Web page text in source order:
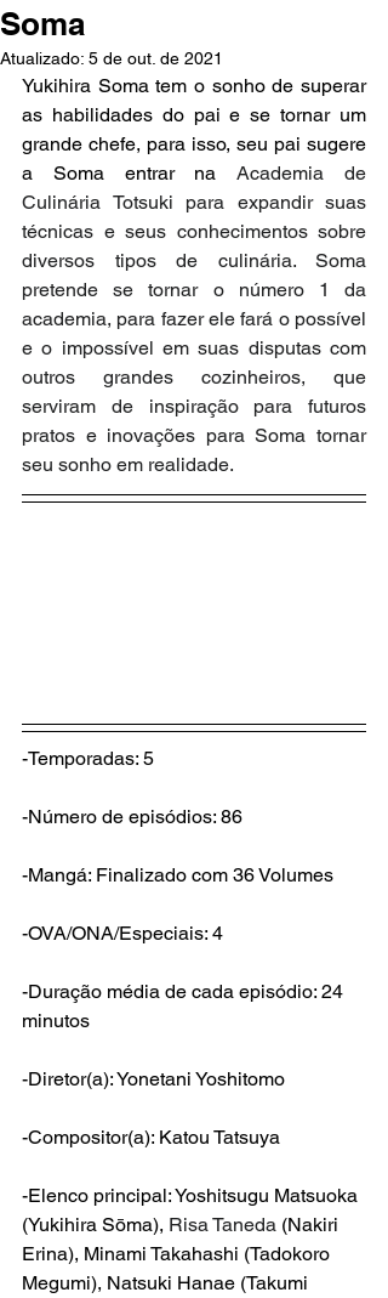
Soma
Atualizado: 5 de out. de 2021
Yukihira Soma tem o sonho de superar
as habilidades do pai e se tornar um
grande chefe, para isso, seu pai sugere
a Soma entrar na Academia de
Culinária Totsuki para expandir suas
técnicas e seus conhecimentos sobre
diversos tipos de culinária. Soma
pretende se tornar o número 1 da
academia, para fazer ele fará o possível
e o impossível em suas disputas com
outros grandes cozinheiros, que
serviram de inspiração para futuros
pratos e inovações para Soma tornar
seu sonho em realidade.
-Temporadas: 5
-Número de episódios: 86
-Mangá: Finalizado com 36 Volumes
-OVA/ONA/Especiais: 4
-Duração média de cada episódio: 24
minutos
-Diretor(a): Yonetani Yoshitomo
-Compositor(a): Katou Tatsuya
-Elenco principal: Yoshitsugu Matsuoka
(Yukihira Sōma), Risa Taneda (Nakiri
Erina), Minami Takahashi (Tadokoro
Megumi), Natsuki Hanae (Takumi